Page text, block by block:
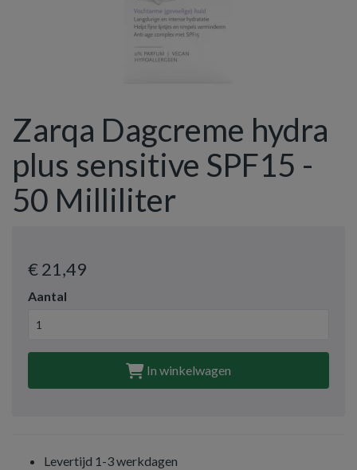
Zarqa Dagcreme hydra
plus sensitive SPF15 -
50 Milliliter
€ 21,49
Aantal
In winkelwagen
Levertijd 1-3 werkdagen